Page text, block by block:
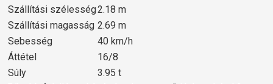
Szállítási szélesség2.18 m
Szállítási magasság 2.69 m
Sebesség
40 km/h
Áttétel
16/8
Súly
3.95 t